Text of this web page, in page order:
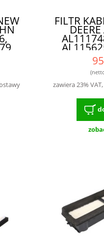
-
FILTR
zawiera 23%